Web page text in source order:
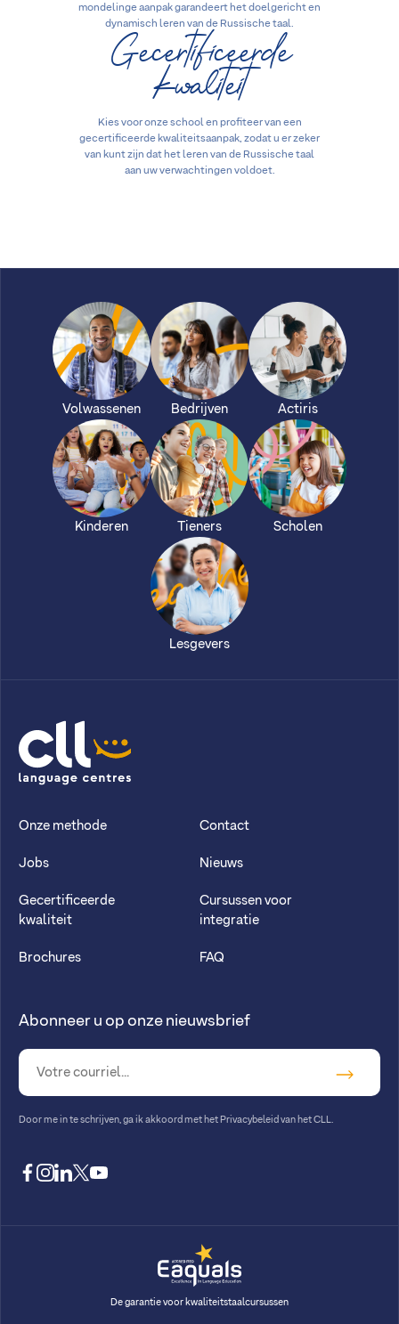
mondelinge aanpak garandeert het doelgericht en
dynamisch leren van de Russische taal.
Gecertificeerde
kwaliteit
Kies voor onze school en profiteer van een
gecertificeerde kwaliteitsaanpak, zodat u er zeker
van kunt zijn dat het leren van de Russische taal
aan uw verwachtingen voldoet.
Volwassenen Bedrijven Actiris
Kinderen Tieners Scholen
Lesgevers
CLL
Onze methode
Jobs
Gecertificeerde
kwaliteit
Brochures
Contact
Nieuws
Cursussen voor
integratie
FAQ
Abonneer u op onze nieuwsbrief
Door me in te schrijven, ga ik akkoord met het Privacybeleid van het CLL
facebook
instagram
linkedin
twitteryoutube
De garantie voor kwaliteitstaalcursussen